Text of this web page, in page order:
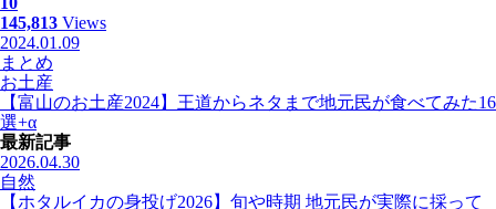
145,813 Views
2024.01.09
まとめ
お土産
【富山のお土産2024】王道からネタまで地元民が食べてみた16
選+α
最新記事
2026.04.30
自然
【ホタルイカの身投げ2026】旬や時期 地元民が実際に採って